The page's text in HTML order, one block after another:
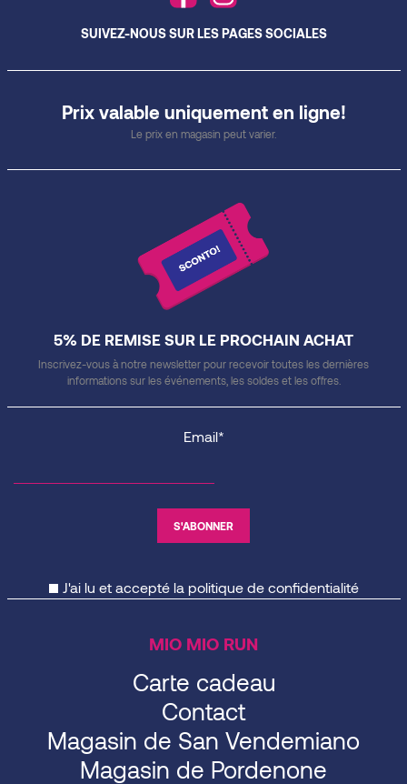
Prix valable uniquement en ligne!
Le prix en magasin peut varier.
SUIVEZ-NOUS SUR LES PAGES SOCIALES
5% DE REMISE SUR LE PROCHAIN ACHAT
Inscrivez-vous à notre newsletter pour recevoir toutes les dernières
informations sur les événements, les soldes et les offres.
Email*
J'ai lu et accepté la politique de confidentialité
MIO MIO RUN
Carte cadeau
Contact
Magasin de San Vendemiano
Magasin de Pordenone